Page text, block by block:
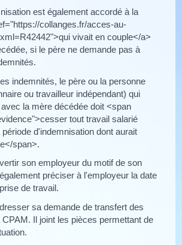
est également accordé à la
collanges.fr/acces-au-
vivait en couple</a>
si le père ne demande pas à
indemnités, le père ou la personne
ou travailleur indépendant) qui
la mère décédée doit <span
tout travail salarié
période d'indemnisation dont aurait
span>.
son employeur du motif de son
préciser à l'employeur la date
de travail.
sa demande de transfert des
Il joint les pièces permettant de